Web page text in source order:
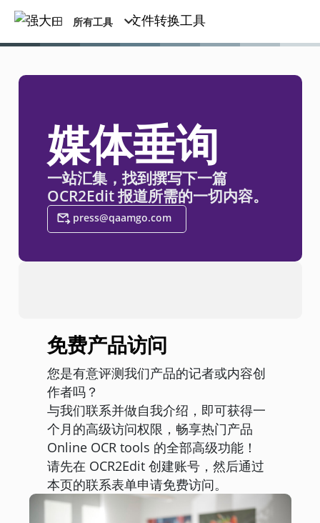
所有工具
媒体垂询
一站汇集，找到撰写下一篇
OCR2Edit 报道所需的一切内容。
press@qaamgo.com
免费产品访问
您是有意评测我们产品的记者或内容创
作者吗？
与我们联系并做自我介绍，即可获得一
个月的高级访问权限，畅享热门产品
Online OCR tools 的全部高级功能！
请先在 OCR2Edit 创建账号，然后通过
本页的联系表单申请免费访问。